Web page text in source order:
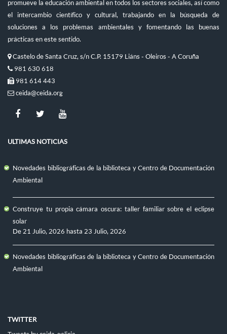
promueve la educación ambiental en todos los sectores sociales, así como
el intercambio científico y cultural, trabajando en la búsqueda de
soluciones a los problemas ambientales y fomentando las buenas
prácticas en este sentido.
Castelo de Santa Cruz, s/n C.P. 15179 Liáns - Oleiros - A Coruña
981 630 618
981 614 443
ceida@ceida.org
ULTIMAS NOTICIAS
Novedades bibliográficas de la biblioteca y Centro de Documentación
Ambiental
Construye tu propia cámara oscura: taller familiar sobre el eclipse
solar
De 21 Julio, 2026 hasta 23 Julio, 2026
Novedades bibliográficas de la biblioteca y Centro de Documentación
Ambiental
TWITTER